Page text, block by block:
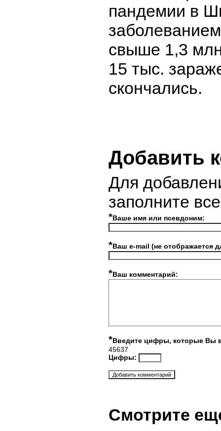
пандемии в
свыше 1,3
15 тыс.
скончались.
Добавить
Для
заполните
*Ваше имя или псевдоним:
*Ваш e-mail (не отображается
*Ваш комментарий:
*Введите цифры, которые Вы
45637
Цифры:
Смотрите